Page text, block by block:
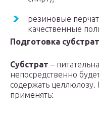
резиновые
качественные
Подготовка
Субстрат –
непосредственно
содержать целлюлозу.
применять: